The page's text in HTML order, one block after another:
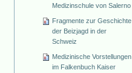
Medizinschule von Salerno
Fragmente zur Geschichte
der Beizjagd in der
Schweiz
Medizinische Vorstellungen
im Falkenbuch Kaiser